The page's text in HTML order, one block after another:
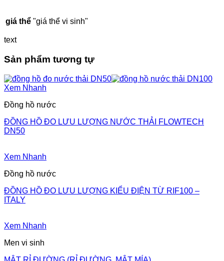
giá thể "giá thể vi sinh"
text
Sản phẩm tương tự
Xem Nhanh
Đồng hồ nước
ĐỒNG HỒ ĐO LƯU LƯỢNG NƯỚC THẢI FLOWTECH
DN50
Xem Nhanh
Đồng hồ nước
ĐỒNG HỒ ĐO LƯU LƯỢNG KIỂU ĐIỆN TỪ RIF100 –
ITALY
Xem Nhanh
Men vi sinh